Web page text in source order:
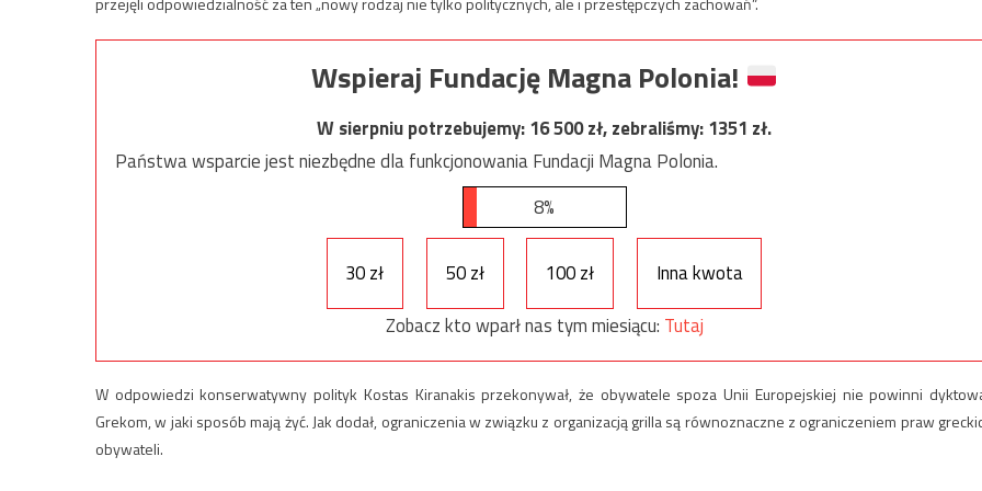
Wspieraj Fundację Magna Polonia!
W sierpniu potrzebujemy:16 500zł, zebraliśmy:1351 zł.
Państwa wsparcie jest niezbędne dla funkcjonowania Fundacji Magna Polonia.
8%
30 zł 50 zł 100 zł
Inna kwota
Zobacz kto wparł nas tym miesiącu: Tutaj
W odpowiedzi konserwatywny polityk Kostas Kiranakis przekonywał, że obywatele spoza Unii Europejskiej nie powinni
Grekom, w jaki sposób mają żyć. Jak dodał, ograniczenia w związku z organizacją grilla są równoznaczne z ograniczeniem praw
obywateli.